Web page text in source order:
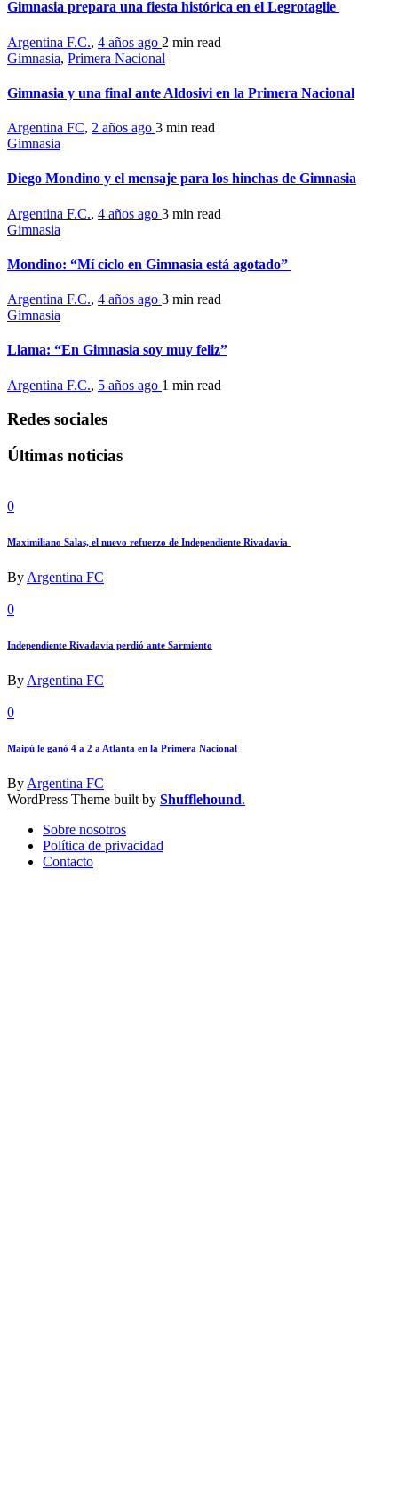
Gimnasia prepara una fiesta histórica en el Legrotaglie
Argentina F.C., 4 años ago 2 min read
Gimnasia, Primera Nacional
Gimnasia y una final ante Aldosivi en la Primera Nacional
Argentina FC, 2 años ago 3 min read
Gimnasia
Diego Mondino y el mensaje para los hinchas de Gimnasia
Argentina F.C., 4 años ago 3 min read
Gimnasia
Mondino: “Mí ciclo en Gimnasia está agotado”
Argentina F.C., 4 años ago 3 min read
Gimnasia
Llama: “En Gimnasia soy muy feliz”
Argentina F.C., 5 años ago 1 min read
Redes sociales
Últimas noticias
0
Maximiliano Salas, el nuevo refuerzo de Independiente Rivadavia
By Argentina FC
0
Independiente Rivadavia perdió ante Sarmiento
By Argentina FC
0
Maipú le ganó 4 a 2 a Atlanta en la Primera Nacional
By Argentina FC
WordPress Theme built by Shufflehound.
Sobre nosotros
Política de privacidad
Contacto